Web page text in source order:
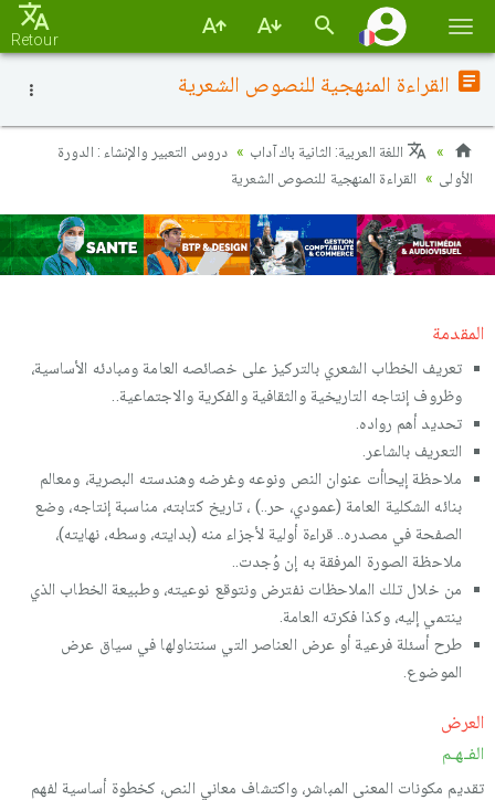
la
Retour
القراءة المنهجية للنصوص الشعرية
اللغة العربية: الثانية باك آداب
دروس التعبير والإنشاء : الدورة
الأولى
القراءة المنهجية للنصوص الشعرية
المقدمة
تعريف الخطاب الشعري بالتركيز على خصائصه العامة ومبادئه الأساسية،
وظروف إنتاجه التاريخية والثقافية والفكرية والاجتماعية..
تحديد أهم رواده.
التعريف بالشاعر.
ملاحظة إيحاأت عنوان النص ونوعه وغرضه وهندسته البصرية، ومعالم
بنائه الشكلية العامة (عمودي، حر..) ، تاريخ كتابته، مناسبة إنتاجه، وضع
الصفحة في مصدره.. قراءة أولية لأجزاء منه (بدايته، وسطه، نهايته)،
ملاحظة الصورة المرفقة به إن وُجدت..
من خلال تلك الملاحظات نفترض ونتوقع نوعيته، وطبيعة الخطاب الذي
ينتمي إليه، وكذا فكرته العامة.
طرح أسئلة فرعية أو عرض العناصر التي سنتناولها في سياق عرض
الموضوع.
العرض
الفـهـم
تقديم مكونات المعنى المباشر، واكتشاف معاني النص، كخطوة أساسية لفهم